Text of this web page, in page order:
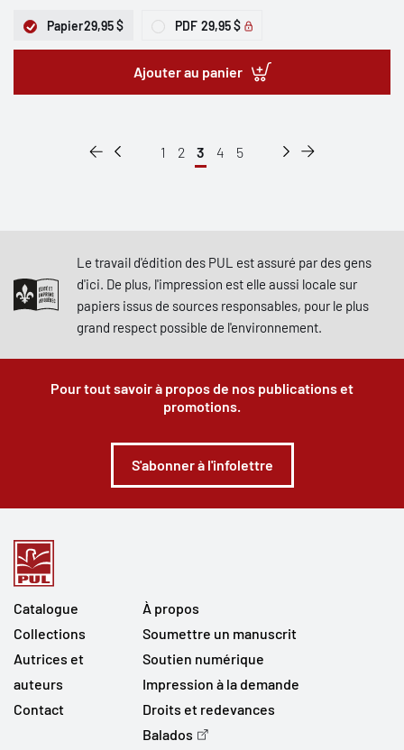
Papier29,95 $ PDF 29,95 $
Ajouter au panier
1 2 3 4 5
Le travail d'édition des PUL est assuré par des gens
d'ici. De plus, l'impression est elle aussi locale sur
papiers issus de sources responsables, pour le plus
grand respect possible de l'environnement.
Pour tout savoir à propos de nos publications et
promotions.
S'abonner à l'infolettre
Catalogue
Collections
Autrices et
auteurs
Contact
À propos
Soumettre un manuscrit
Soutien numérique
Impression à la demande
Droits et redevances
Balados